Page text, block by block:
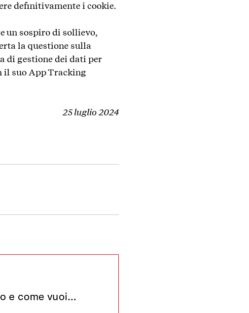
definitivamente i cookie.
un sospiro di sollievo,
la questione sulla
di gestione dei dati per
il suo App Tracking
25 luglio 2024
e come vuoi...